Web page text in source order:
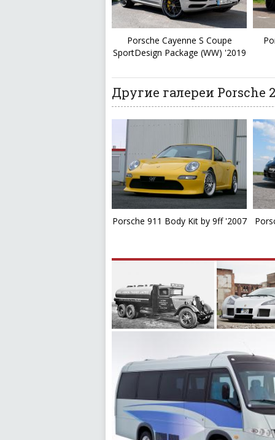
Porsche Cayenne S Coupe
SportDesign Package (WW) '2019
Другие галереи Porsche
Porsche 911 Body Kit by 9ff '2007